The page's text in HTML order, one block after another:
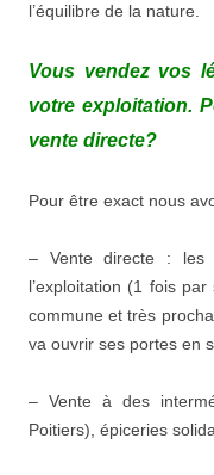
l’équilibre de la nature.
Vous vendez vos
votre exploitation.
vente directe?
Pour être exact nous
– Vente directe : les
l’exploitation (1 fois
commune et très
va ouvrir ses portes en
– Vente à des
Poitiers), épiceries